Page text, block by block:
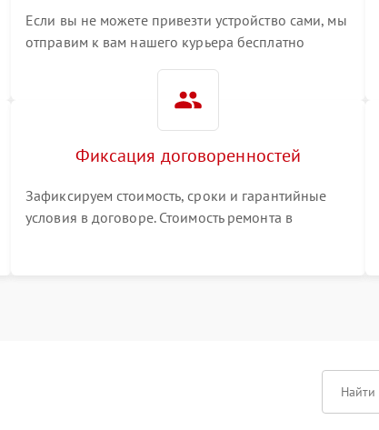
Если вы не можете привезти устройство сами, мы
отправим к вам нашего курьера бесплатно
Фиксация договоренностей
Зафиксируем стоимость, сроки и гарантийные
условия в договоре. Стоимость ремонта в